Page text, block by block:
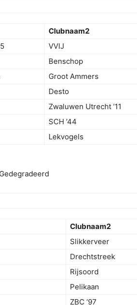
Clubnaam2
VVIJ
Benschop
Groot Ammers
Desto
Zwaluwen Utrecht ’11
SCH ’44
Lekvogels
Clubnaam2
Slikkerveer
Drechtstreek
Rijsoord
Pelikaan
ZBC ’97